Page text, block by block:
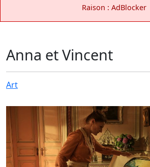
Raison : AdBlocker
Anna et Vincent
Art